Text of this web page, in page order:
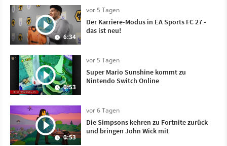
6:34
vor 5 Tagen
Der Karriere-Modus in EA Sports FC 27 -
das ist neu!
0:53
vor 5 Tagen
Super Mario Sunshine kommt zu
Nintendo Switch Online
0:53
vor 6 Tagen
Die Simpsons kehren zu Fortnite zurück
und bringen John Wick mit